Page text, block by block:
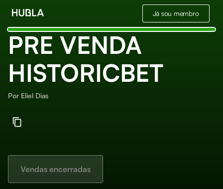
Já sou membro
PRE VENDA
HISTORICBET
Por Eliel Dias
Vendas encerradas